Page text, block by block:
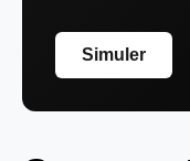
Simuler